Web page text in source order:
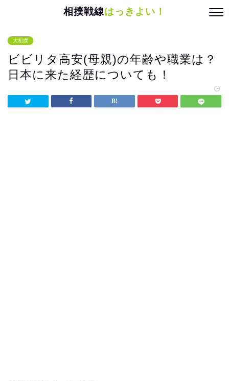
相撲戦線はっきよい！
大相撲
ビビリタ高安(母親)の年齢や職業は？
日本に来た経歴についても！